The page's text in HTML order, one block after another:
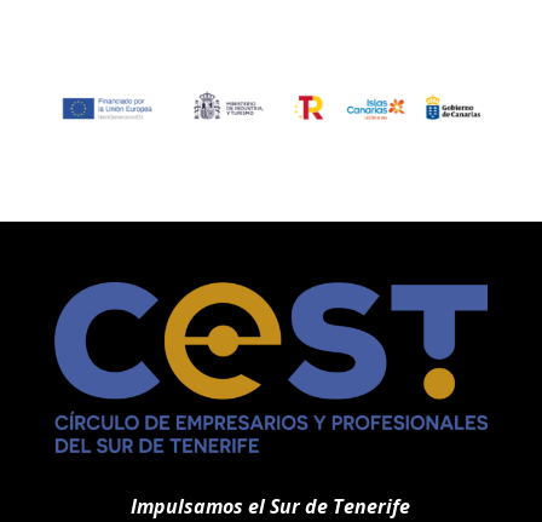
Impulsamos el Sur de Tenerife